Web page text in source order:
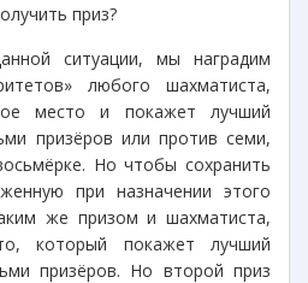
приз?
ситуации, мы наградим
любого шахматиста,
место и покажет лучший
призёров или против семи,
Но чтобы сохранить
при назначении этого
же призом и шахматиста,
который покажет лучший
призёров. Но второй приз